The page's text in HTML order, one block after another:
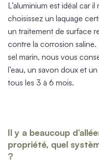
Produits > Produits
Produits > Produits
Produits > Produits
Produits > Produits
Produits > Produits
Produits > Produits
Produits > Coloris et
Produits > Coloris et
Produits > Options >
Produits > Options >
L’aluminium est idéal car
choisissez un laquage
un traitement de surface
contre la corrosion
sel marin, nous vous
l’eau, un savon doux et
tous les 3 à 6 mois.
Il y a beaucoup
propriété, quel
?